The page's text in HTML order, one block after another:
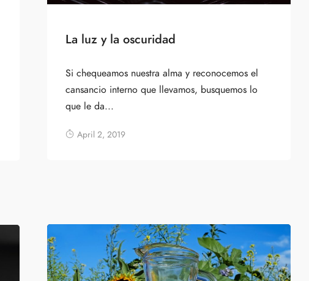
La luz y la oscuridad
Si chequeamos nuestra alma y reconocemos el
cansancio interno que llevamos, busquemos lo
que le da...
April 2, 2019